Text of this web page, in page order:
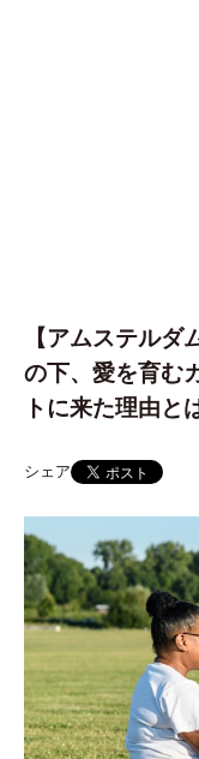
【アムステル
の下、愛を育む
トに来た理由と
シェア